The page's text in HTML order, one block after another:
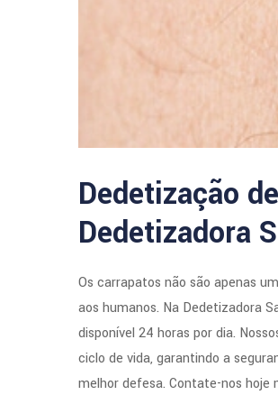
Dedetização
Dedetizadora
Os carrapatos não são apenas
aos humanos. Na Dedetizadora
disponível 24 horas por dia.
ciclo de vida, garantindo a
melhor defesa. Contate-nos hoje